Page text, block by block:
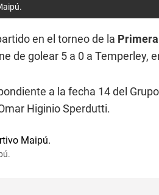
en el torneo de la Primera
de golear 5 a 0 a Temperley,
a la fecha 14 del
Higinio Sperdutti.